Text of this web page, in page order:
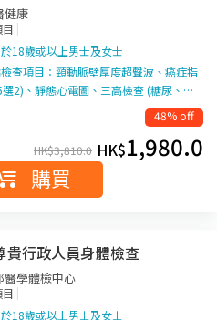
健康
|
18歲或以上男士及女士
查項目：頸動脈壁厚度超聲波、癌症指
選2)、靜態心電圖、三高檢查 (糖尿、…
48% off
HK$3,810.0 HK$1,980.0
購買
貴行政人員身體檢查
醫學體檢中心
|
18歲或以上男士及女士